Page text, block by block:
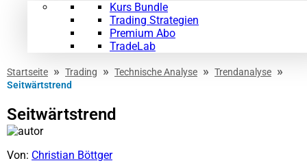
Kurs Bundle
Trading Strategien
Premium Abo
TradeLab
Startseite » Trading » Technische Analyse » Trendanalyse »
Seitwärtstrend
Seitwärtstrend
Von: Christian Böttger